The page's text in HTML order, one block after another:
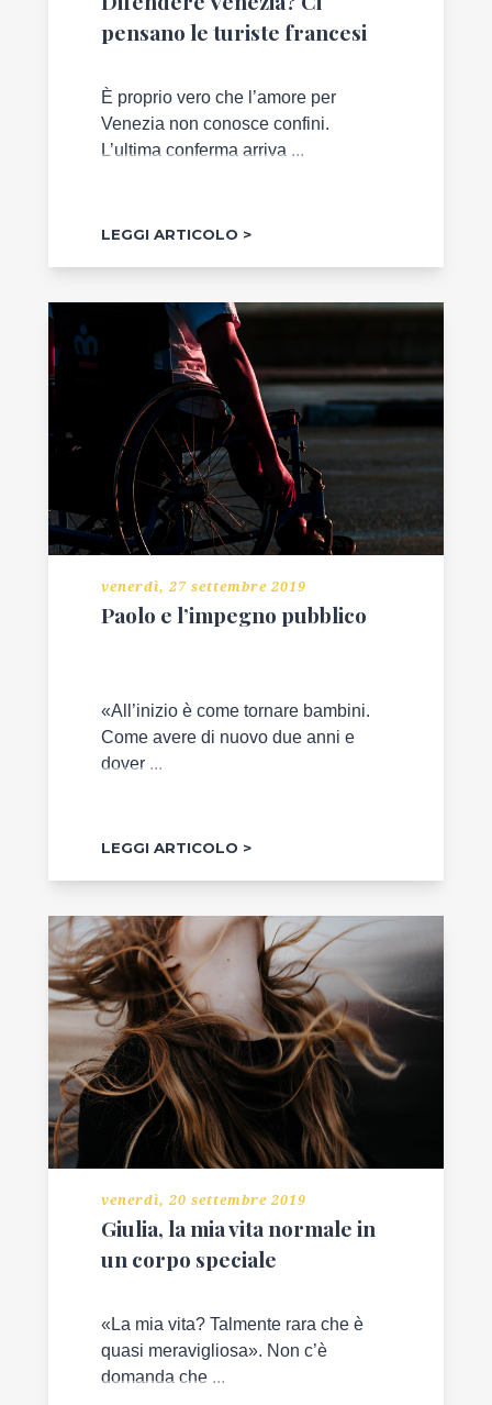
pensano le turiste francesi
È proprio vero che l’amore per
Venezia non conosce confini.
L’ultima conferma arriva ...
LEGGI ARTICOLO
venerdì, 27 settembre 2019
Paolo e l’impegno pubblico
«All’inizio è come tornare bambini.
Come avere di nuovo due anni e
dover ...
LEGGI ARTICOLO
venerdì, 20 settembre 2019
Giulia, la mia vita normale in
un corpo speciale
«La mia vita? Talmente rara che è
quasi meravigliosa». Non c’è
domanda che ...